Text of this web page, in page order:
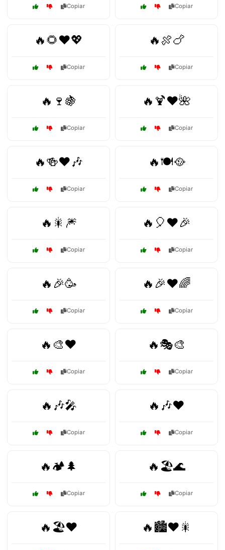
Copiar Copiar
🔥🌻❤️💖
Copiar
🔥🍖🍗
Copiar
🔥🍷🍇
Copiar
🔥🍹❤️🌺
Copiar
🔥🍻❤️🎶
Copiar
🔥🍽️🥘
Copiar
🔥🎇🎆
Copiar
🔥🎈❤️🎉
Copiar
🔥🎉🥳
Copiar
🔥🎉❤️🌈
Copiar
🔥🎨❤️
Copiar
🔥🎭🎨
Copiar
🔥🎶🎤
Copiar
🔥🎶❤️
Copiar
🔥🏕️🌲
Copiar
🔥🏖️🌊
Copiar
🔥🏖️❤️ 🔥🏙️❤️🎇